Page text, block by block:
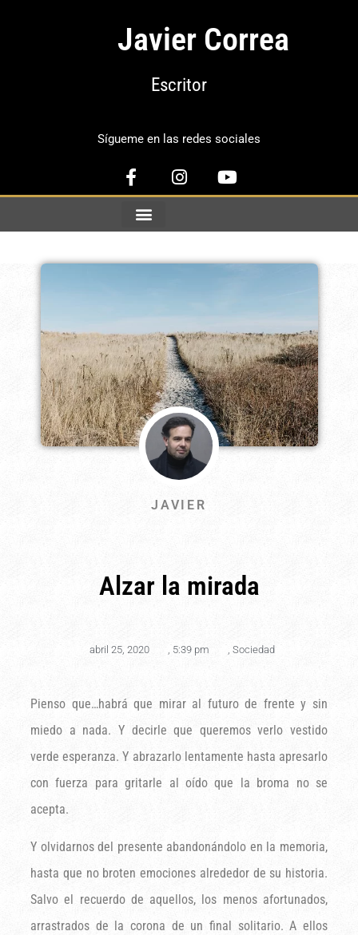
Javier Correa
Escritor
Sígueme en las redes sociales
JAVIER
Alzar la mirada
abril 25, 2020 5:39 pm Sociedad
Pienso que…habrá que mirar al futuro de frente y sin
miedo a nada. Y decirle que queremos verlo vestido
verde esperanza. Y abrazarlo lentamente hasta apresarlo
con fuerza para gritarle al oído que la broma no se
acepta.
Y olvidarnos del presente abandonándolo en la memoria,
hasta que no broten emociones alrededor de su historia.
Salvo el recuerdo de aquellos, los menos afortunados,
arrastrados de la corona de un final solitario. A ellos